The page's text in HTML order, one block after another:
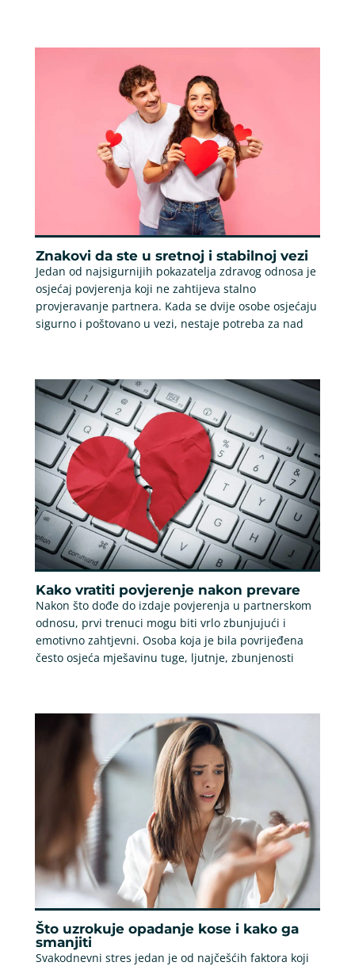
Znakovi da ste u sretnoj i stabilnoj vezi
Jedan od najsigurnijih pokazatelja zdravog odnosa je
osjećaj povjerenja koji ne zahtijeva stalno
provjeravanje partnera. Kada se dvije osobe osjećaju
sigurno i poštovano u vezi, nestaje potreba za nad
Kako vratiti povjerenje nakon prevare
Nakon što dođe do izdaje povjerenja u partnerskom
odnosu, prvi trenuci mogu biti vrlo zbunjujući i
emotivno zahtjevni. Osoba koja je bila povrijeđena
često osjeća mješavinu tuge, ljutnje, zbunjenosti
Što uzrokuje opadanje kose i kako ga
smanjiti
Svakodnevni stres jedan je od najčešćih faktora koji